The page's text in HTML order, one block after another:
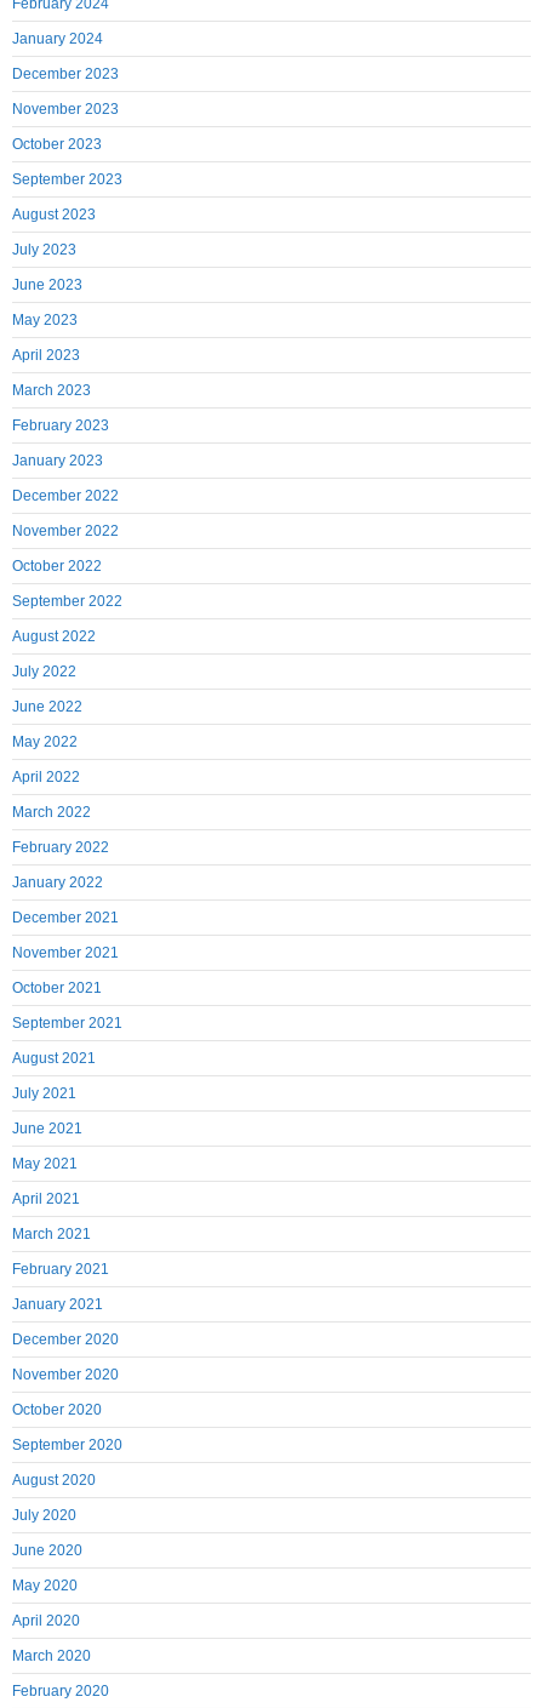
February 2024
January 2024
December 2023
November 2023
October 2023
September 2023
August 2023
July 2023
June 2023
May 2023
April 2023
March 2023
February 2023
January 2023
December 2022
November 2022
October 2022
September 2022
August 2022
July 2022
June 2022
May 2022
April 2022
March 2022
February 2022
January 2022
December 2021
November 2021
October 2021
September 2021
August 2021
July 2021
June 2021
May 2021
April 2021
March 2021
February 2021
January 2021
December 2020
November 2020
October 2020
September 2020
August 2020
July 2020
June 2020
May 2020
April 2020
March 2020
February 2020